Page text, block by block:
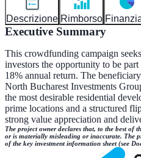
Descrizione Rimborso
Executive Summary
This crowdfunding campaign
investors the opportunity to be
18% annual return. The
North Bucharest Investments
the most desirable residential
prime locations and a structured
strong value appreciation and
The project owner declares that, to the best of
or is materially misleading or inaccurate. The
of the key investment information sheet (see